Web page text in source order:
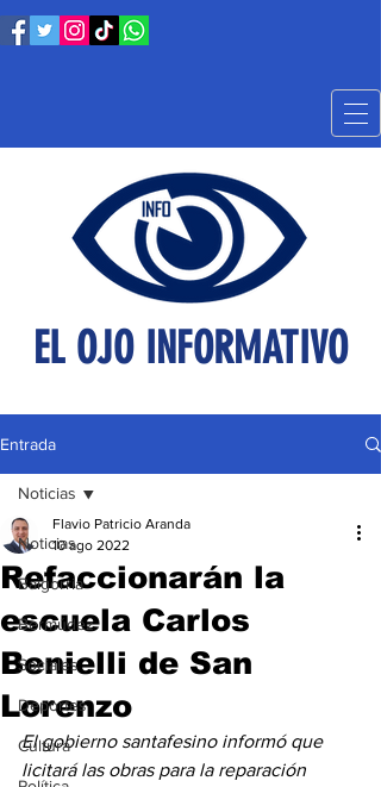
EL OJO INFORMATIVO
Entrada
Noticias
Baigorria
Bermúdez
Sociales
Deportes
Cultura
Noticias
Refaccionarán la
escuela Carlos
Benielli de San
Lorenzo
Flavio Patricio Aranda
10 ago 2022
El gobierno santafesino informó que
licitará las obras para la reparación